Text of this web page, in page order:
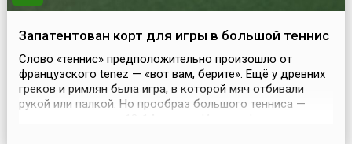
Запатентован корт для игры в большой теннис
Слово «теннис» предположительно произошло от
французского tenez — «вот вам, берите». Ещё у древних
греков и римлян была игра, в которой мяч отбивали
рукой или палкой. Но прообраз большого тенниса —